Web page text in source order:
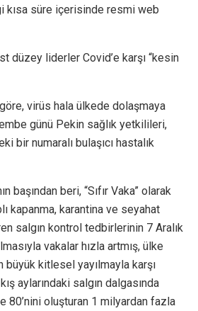
kısa süre içerisinde resmi web
düzey liderler Covid’e karşı “kesin
virüs hala ülkede dolaşmaya
günü Pekin sağlık yetkilileri,
bir numaralı bulaşıcı hastalık
başından beri, “Sıfır Vaka” olarak
kapanma, karantina ve seyahat
salgın kontrol tedbirlerinin 7 Aralık
vakalar hızla artmış, ülke
büyük kitlesel yayılmayla karşı
aylarındaki salgın dalgasında
80’nini oluşturan 1 milyardan fazla